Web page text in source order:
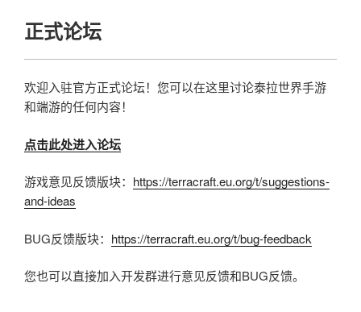
正式论坛
欢迎入驻官方正式论坛！您可以在这里讨论泰拉世界手游
和端游的任何内容！
点击此处进入论坛
游戏意见反馈版块： https://terracraft.eu.org/t/suggestions-
and-ideas
BUG反馈版块： https://terracraft.eu.org/t/bug-feedback
您也可以直接加入开发群进行意见反馈和BUG反馈。